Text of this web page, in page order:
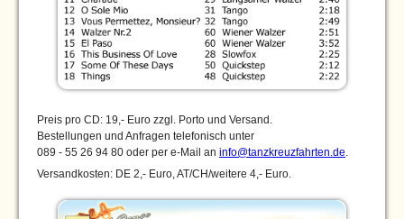
Preis pro CD: 19,- Euro zzgl. Porto und Versand.
Bestellungen und Anfragen telefonisch unter
089 - 55 26 94 80 oder per e-Mail an info@tanzkreuzfahrten.de
Versandkosten: DE 2,- Euro, AT/CH/weitere 4,- Euro.